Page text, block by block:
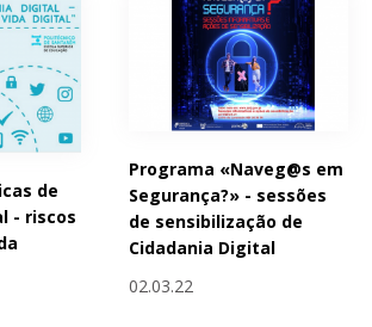
de
- riscos
Programa «Naveg@s em
Segurança?» - sessões
de sensibilização de
Cidadania Digital
02.03.22